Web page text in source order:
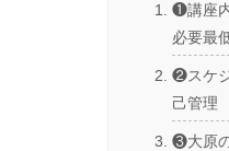
❶講座
必要最
❷スケ
己管理
❸大原